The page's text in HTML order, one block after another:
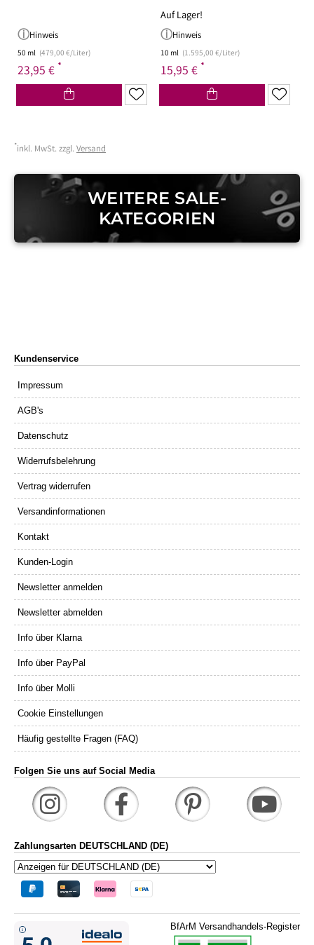
Hinweis
50 ml (479,00 €/Liter)
23,95 € *
Auf Lager!
Hinweis
10 ml (1.595,00 €/Liter)
15,95 € *
*inkl. MwSt. zzgl. Versand
WEITERE SALE-
KATEGORIEN
Kundenservice
Impressum
AGB's
Datenschutz
Widerrufsbelehrung
Vertrag widerrufen
Versandinformationen
Kontakt
Kunden-Login
Newsletter anmelden
Newsletter abmelden
Info über Klarna
Info über PayPal
Info über Molli
Cookie Einstellungen
Häufig gestellte Fragen (FAQ)
Folgen Sie uns auf Social Media
Zahlungsarten DEUTSCHLAND (DE)
BfArM Versandhandels-Register